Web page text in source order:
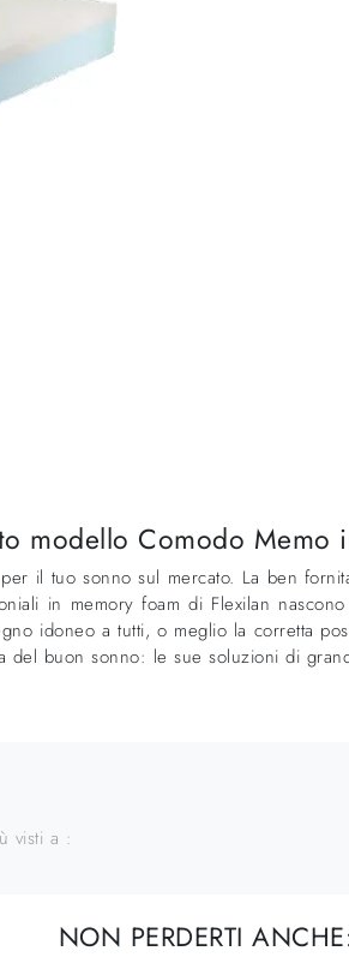
modello Comodo Memo
il tuo sonno sul mercato. La ben
in memory foam di Flexilan
idoneo a tutti, o meglio la corretta
buon sonno: le sue soluzioni di
visti a :
NON PERDERTI